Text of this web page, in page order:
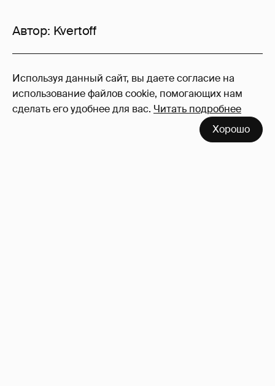
Используя данный сайт, вы даете согласие на
использование файлов cookie, помогающих нам
сделать его удобнее для вас. Читать подробнее
Хорошо
Автор: Kvertoff
23
Войдите в аккаунт, чтобы читать и
оставлять комментарии